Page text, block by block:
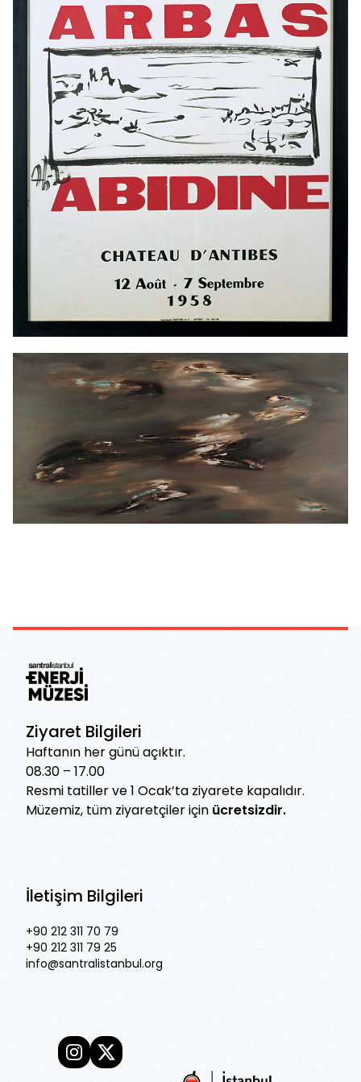
Ziyaret Bilgileri
Haftanın her günü açıktır.
08.30 – 17.00
Resmi tatiller ve 1 Ocak’ta ziyarete kapalıdır.
Müzemiz, tüm ziyaretçiler için ücretsizdir.
İletişim Bilgileri
+90 212 311 70 79
+90 212 311 79 25
info@santralistanbul.org